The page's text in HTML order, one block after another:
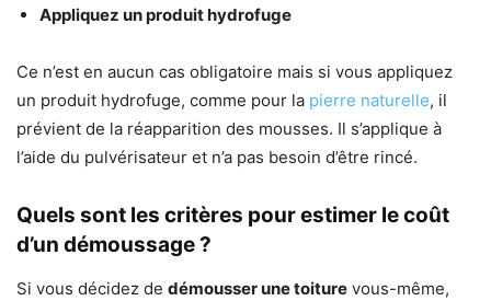
Appliquez un produit hydrofuge
Ce n’est en aucun cas obligatoire mais si vous appliquez
un produit hydrofuge, comme pour la pierre naturelle, il
prévient de la réapparition des mousses. Il s’applique à
l’aide du pulvérisateur et n’a pas besoin d’être rincé.
Quels sont les critères pour estimer le coût
d’un démoussage ?
Si vous décidez de démousser une toiture vous-même,